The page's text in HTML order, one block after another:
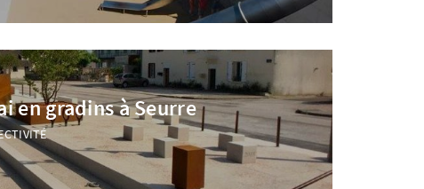
en gradins à Seurre